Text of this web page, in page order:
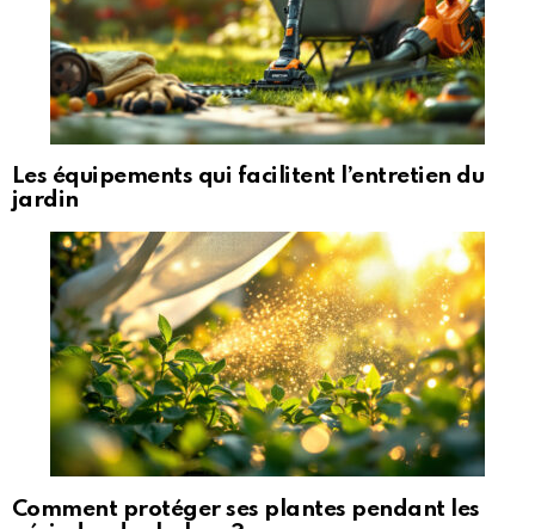
Les équipements qui facilitent l’entretien du
jardin
Comment protéger ses plantes pendant les